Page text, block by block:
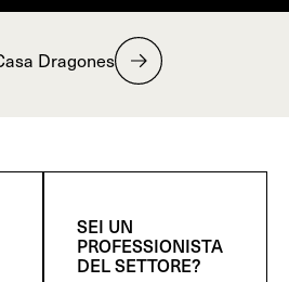
Dragones
SEI UN
PROFESSIONISTA
DEL SETTORE?